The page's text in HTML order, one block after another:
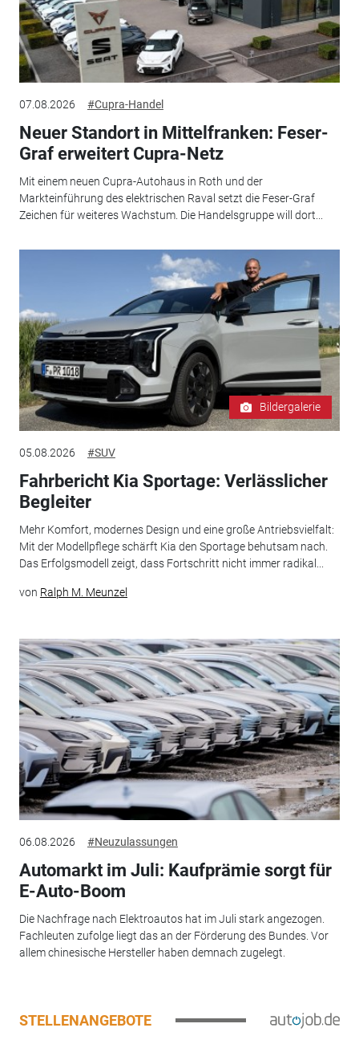
07.08.2026 #Cupra-Handel
Neuer Standort in Mittelfranken: Feser-
Graf erweitert Cupra-Netz
Mit einem neuen Cupra-Autohaus in Roth und der
Markteinführung des elektrischen Raval setzt die Feser-Graf
Zeichen für weiteres Wachstum. Die Handelsgruppe will dort...
Bildergalerie
05.08.2026 #SUV
Fahrbericht Kia Sportage: Verlässlicher
Begleiter
Mehr Komfort, modernes Design und eine große Antriebsvielfalt:
Mit der Modellpflege schärft Kia den Sportage behutsam nach.
Das Erfolgsmodell zeigt, dass Fortschritt nicht immer radikal...
von Ralph M. Meunzel
06.08.2026 #Neuzulassungen
Automarkt im Juli: Kaufprämie sorgt für
E-Auto-Boom
Die Nachfrage nach Elektroautos hat im Juli stark angezogen.
Fachleuten zufolge liegt das an der Förderung des Bundes. Vor
allem chinesische Hersteller haben demnach zugelegt.
STELLENANGEBOTE